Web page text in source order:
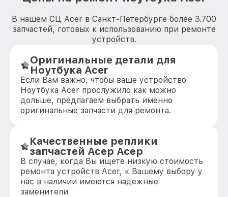
В нашем СЦ Acer в Санкт-Петербурге более 3.700
запчастей, готовых к использованию при ремонте
устройств.
Оригинальные детали для
Ноутбука Acer
Если Вам важно, чтобы ваше устройство
Ноутбука Acer прослужило как можно
дольше, предлагаем выбрать именно
оригинальные запчасти для ремонта.
Качественные реплики
запчастей Асер Асер
В случае, когда Вы ищете низкую стоимость
ремонта устройств Acer, к Вашему выбору у
нас в наличии имеются надежные
заменители